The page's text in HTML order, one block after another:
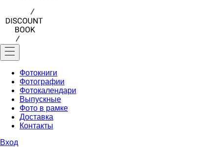
Фотокниги
Фотографии
Фотокалендари
Выпускные
Фото в рамке
Доставка
Контакты
Вход